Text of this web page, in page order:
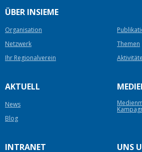
ÜBER INSIEME
Organisation
Netzwerk
Themen
Ihr Regionalverein
AKTUELL
News
Blog
INTRANET UNS